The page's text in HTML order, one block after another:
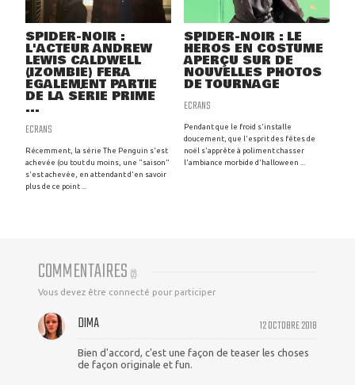
SPIDER-NOIR :
L'ACTEUR ANDREW
LEWIS CALDWELL
(IZOMBIE) FERA
ÉGALEMENT PARTIE
DE LA SÉRIE PRIME
...
ECRANS
Récemment, la série The Penguin s'est
achevée (ou tout du moins, une "saison"
s'est achevée, en attendant d'en savoir
plus de ce point ...
SPIDER-NOIR : LE
HÉROS EN COSTUME
APERÇU SUR DE
NOUVELLES PHOTOS
DE TOURNAGE
ECRANS
Pendant que le froid s'installe
doucement, que l'esprit des fêtes de
noël s'apprête à poliment chasser
l'ambiance morbide d'halloween ...
COMMENTAIRES (2)
Vous devez être connecté pour participer
12 OCTOBRE 2018
DIMA
Bien d'accord, c'est une façon de teaser les choses
de façon originale et fun.